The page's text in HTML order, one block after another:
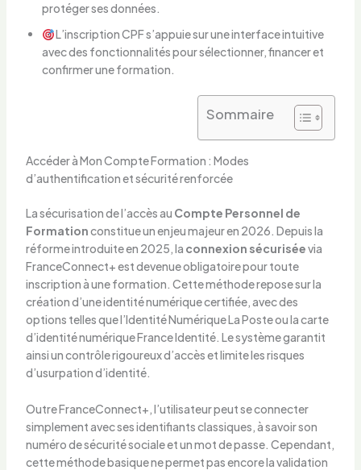
protéger ses données.
L’inscription CPF s’appuie sur une interface intuitive
avec des fonctionnalités pour sélectionner, financer et
confirmer une formation.
Sommaire
Accéder à Mon Compte Formation : Modes
d’authentification et sécurité renforcée
La sécurisation de l’accès au Compte Personnel de
Formationconstitue un enjeu majeur en 2026. Depuis la
réforme introduite en 2025, la connexion sécuriséevia
FranceConnect+ est devenue obligatoire pour toute
inscription à une formation. Cette méthode repose sur la
création d’une identité numérique certifiée, avec des
options telles que l’Identité Numérique La Poste ou la carte
d’identité numérique France Identité. Le système garantit
ainsi un contrôle rigoureux d’accès et limite les risques
d’usurpation d’identité.
Outre FranceConnect+, l’utilisateur peut se connecter
simplement avec ses identifiants classiques, à savoir son
numéro de sécurité sociale et un mot de passe. Cependant,
cette méthode basique ne permet pas encore la validation